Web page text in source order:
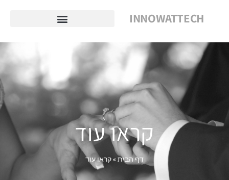
INNOWATTECH
קראו עוד
דף הבית»קראו עוד